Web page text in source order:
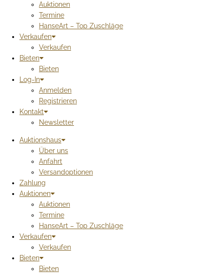
Auktionen
Termine
HanseArt – Top Zuschläge
Verkaufen
Verkaufen
Bieten
Bieten
Log-In
Anmelden
Registrieren
Kontakt
Newsletter
Auktionshaus
Über uns
Anfahrt
Versandoptionen
Zahlung
Auktionen
Auktionen
Termine
HanseArt – Top Zuschläge
Verkaufen
Verkaufen
Bieten
Bieten